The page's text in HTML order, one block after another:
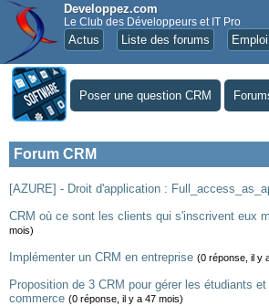
Developpez.com
Le Club des Développeurs et IT Pro
Actus Liste des forums Emploi
Poser une question CRM
Forum CRM
[AZURE] - Droit d'application :
CRM où ce sont les clients qui s'inscrivent eux
mois)
Implémenter un CRM en entreprise (0 réponse, il y
Proposition de 3 CRM pour gérer les étudiants
commerce (0 réponse, il y a 47 mois)